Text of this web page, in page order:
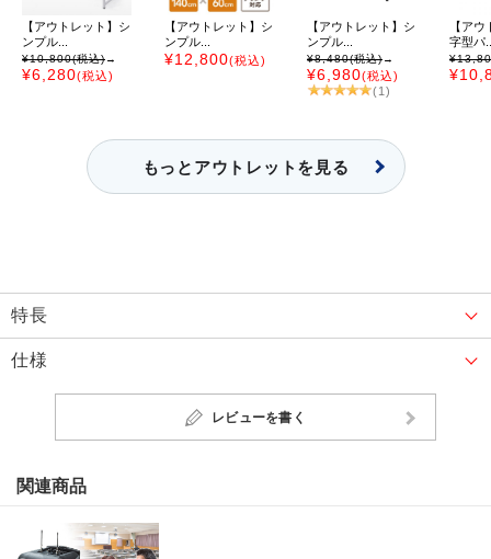
【アウトレット】シ
ンプル...
¥10,800(税込)→
¥6,280(税込)
【アウトレット】シ
ンプル...
¥12,800(税込)
【アウトレット】シ
ンプル...
¥8,480(税込)→
¥6,980(税込)
(1)
【ア
字型パ
もっとアウトレットを見る
特長
仕様
レビューを書く
関連商品